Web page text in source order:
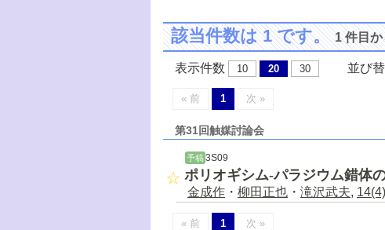
該当件数は 1 です。1 件目
表示件数 10 20 30 並び替
« 前 1 次 »
第31回触媒討論会
予稿 3S09
ポリオギシム-パラジウム錯体
金成作 ・ 柳田正也 ・ 滝沢武夫, 14(4)
« 前 1 次 »